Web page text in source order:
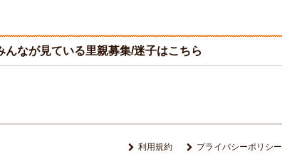
んなが見ている里親募集/迷子はこちら
利用規約 プライバシーポリシー